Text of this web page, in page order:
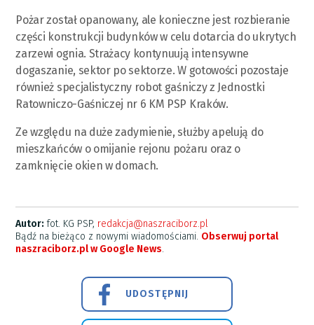
Pożar został opanowany, ale konieczne jest rozbieranie
części konstrukcji budynków w celu dotarcia do ukrytych
zarzewi ognia. Strażacy kontynuują intensywne
dogaszanie, sektor po sektorze. W gotowości pozostaje
również specjalistyczny robot gaśniczy z Jednostki
Ratowniczo-Gaśniczej nr 6 KM PSP Kraków.
Ze względu na duże zadymienie, służby apelują do
mieszkańców o omijanie rejonu pożaru oraz o
zamknięcie okien w domach.
Autor: fot. KG PSP, redakcja@naszraciborz.pl
Bądź na bieżąco z nowymi wiadomościami. Obserwuj portal
naszraciborz.pl w Google News.
UDOSTĘPNIJ